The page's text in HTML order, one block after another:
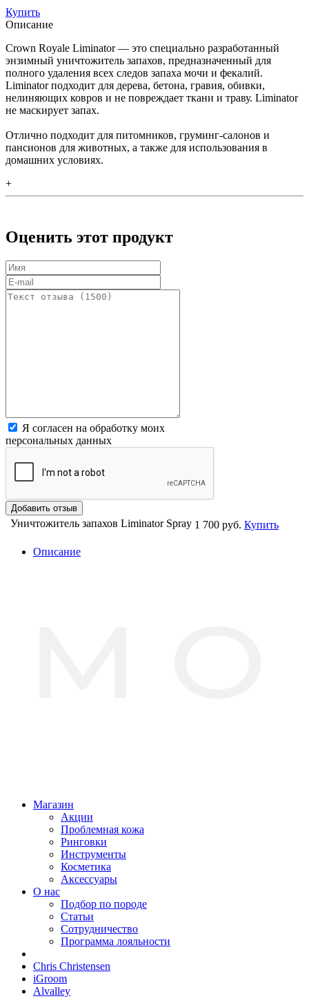
Купить
Описание
Crown Royale Liminator — это специально разработанный
энзимный уничтожитель запахов, предназначенный для
полного удаления всех следов запаха мочи и фекалий.
Liminator подходит для дерева, бетона, гравия, обивки,
нелиняющих ковров и не повреждает ткани и траву. Liminator
не маскирует запах.
Отлично подходит для питомников, груминг-салонов и
пансионов для животных, а также для использования в
домашних условиях.
+
Оценить этот продукт
Я согласен на обработку моих
персональных данных
Уничтожитель запахов Liminator Spray 1 700 руб. Купить
Описание
Магазин
Акции
Проблемная кожа
Ринговки
Инструменты
Косметика
Аксессуары
О нас
Подбор по породе
Статьи
Сотрудничество
Программа лояльности
Chris Christensen
iGroom
Alvalley